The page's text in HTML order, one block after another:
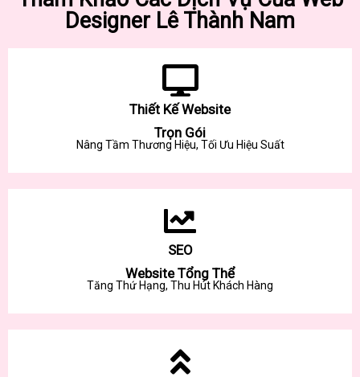
Designer Lê Thành Nam
Thiết Kế Website
Trọn Gói
Nâng Tầm Thương Hiệu, Tối Ưu Hiệu Suất
SEO
Website Tổng Thể
Tăng Thứ Hạng, Thu Hút Khách Hàng